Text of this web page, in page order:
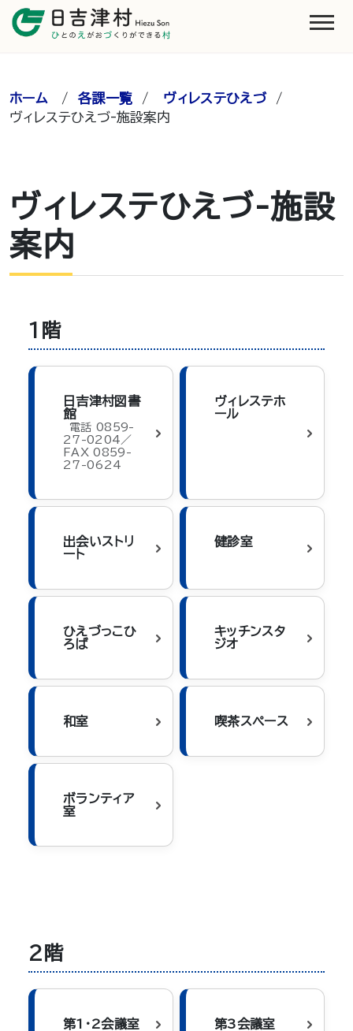
ホーム /各課一覧 / ヴィレステひえづ/
ヴィレステひえづ-施設案内
ヴィレステひえづ-施設
案内
1階
日吉津村図書
館
電話 0859-
27-0204／
FAX 0859-
27-0624
ヴィレステホ
ール
出会いストリ
ート
健診室
ひえづっこひ
ろば
キッチンスタ
ジオ
和室 喫茶スペース
ボランティア
室
2階
第1・2会議室 第3会議室